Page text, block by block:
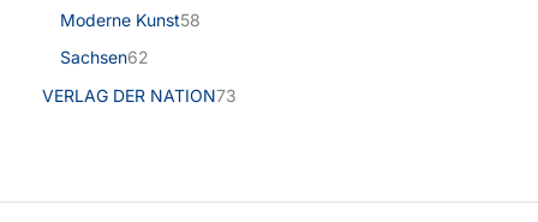
Moderne Kunst58
Sachsen62
VERLAG DER NATION73